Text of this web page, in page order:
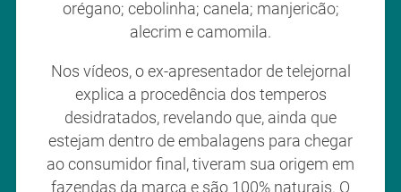
orégano; cebolinha; canela; manjericão;
alecrim e camomila.
Nos vídeos, o ex-apresentador de telejornal
explica a procedência dos temperos
desidratados, revelando que, ainda que
estejam dentro de embalagens para chegar
ao consumidor final, tiveram sua origem em
fazendas da marca e são 100% naturais. O